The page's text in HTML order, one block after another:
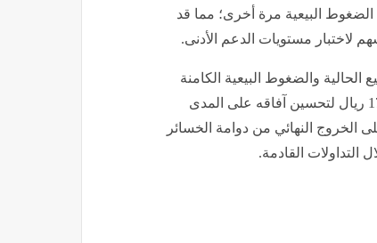
قد يؤدي إلى عودة الضغوط البيعية مرة أخرى؛ مما قد
لاختبار مستويات الدعم الأدنى.
والضغوط البيعية الكامنة
في الاتجاه الهابط العام. وبينما يسعى السهم لتجاوز مقاومة 17.00 ريال لتحسين آفاقه على المدى
القدرة على الخروج النهائي من دوامة الخسائر
التداولات القادمة.